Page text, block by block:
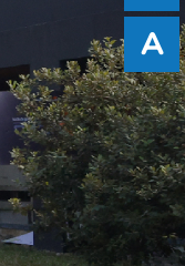
A